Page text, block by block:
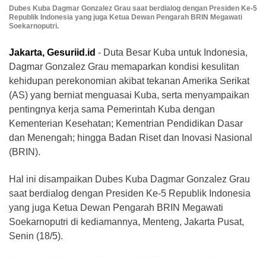
Dubes Kuba Dagmar Gonzalez Grau saat berdialog dengan Presiden Ke-5
Republik Indonesia yang juga Ketua Dewan Pengarah BRIN Megawati
Soekarnoputri.
Jakarta, Gesuriid.id - Duta Besar Kuba untuk Indonesia,
Dagmar Gonzalez Grau memaparkan kondisi kesulitan
kehidupan perekonomian akibat tekanan Amerika Serikat
(AS) yang berniat menguasai Kuba, serta menyampaikan
pentingnya kerja sama Pemerintah Kuba dengan
Kementerian Kesehatan; Kementrian Pendidikan Dasar
dan Menengah; hingga Badan Riset dan Inovasi Nasional
(BRIN).
Hal ini disampaikan Dubes Kuba Dagmar Gonzalez Grau
saat berdialog dengan Presiden Ke-5 Republik Indonesia
yang juga Ketua Dewan Pengarah BRIN Megawati
Soekarnoputri di kediamannya, Menteng, Jakarta Pusat,
Senin (18/5).